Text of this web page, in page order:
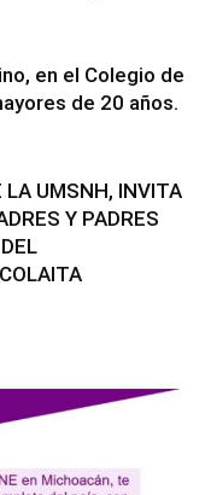
en el Colegio de
de 20 años.
LA UMSNH, INVITA
Y PADRES